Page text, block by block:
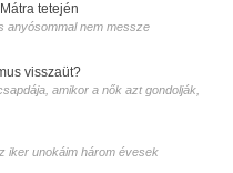
tetején
anyósommal nem messze
visszaüt?
amikor a nők azt gondolják,
iker unokáim három évesek